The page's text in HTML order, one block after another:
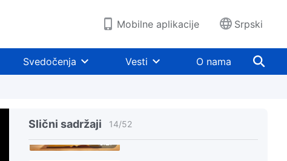
Mobilne aplikacije Srpski
Svedočenja Vesti O nama
Slični sadržaji 14/52
ljudskog roda | Fragment 319
8:27
Razotkrivanje iskvarenosti
ljudskog roda | Fragment 320